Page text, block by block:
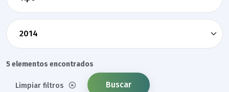
5 elementos encontrados
Limpiar filtros Buscar